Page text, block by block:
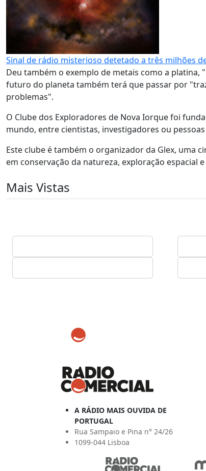
Sinal de rádio misterioso detetado a três milhões
Deu também o exemplo de metais como a
futuro do planeta também terá que passar por
problemas".
O Clube dos Exploradores de Nova Iorque foi
mundo, entre cientistas, investigadores ou
Este clube é também o organizador da Glex, uma
em conservação da natureza, exploração espacial
Mais Vistas
A RÁDIO MAIS OUVIDA DE
PORTUGAL
Rua Sampaio e Pina n° 24/26
1099-044 Lisboa